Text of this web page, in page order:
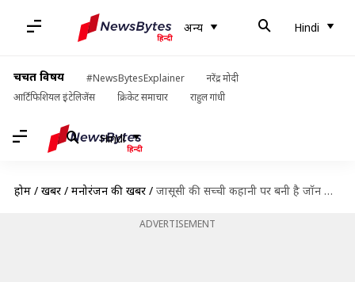
अन्य Hindi
चर्चित विषय #NewsBytesExplainer
नरेंद्र मोदी
आर्टिफिशियल इंटेलिजेंस
क्रिकेट समाचार राहुल गांधी
Hindi
होम / खबरें / मनोरंजन की खबरें / जासूसी की सच्ची कहानी पर बनी है जॉन अब्राहम की 'रॉ', रोंगटे खड़े कर देगा ट्रेलर
ADVERTISEMENT